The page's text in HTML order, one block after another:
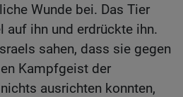
Wunde bei. Das Tier
auf ihn und erdrückte ihn.
sahen, dass sie gegen
Kampfgeist der
ausrichten konnten,